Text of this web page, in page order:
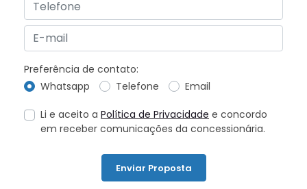
Preferência de contato:
Whatsapp
Telefone Email
Li e aceito a Política de Privacidade e concordo
em receber comunicações da concessionária.
Enviar Proposta